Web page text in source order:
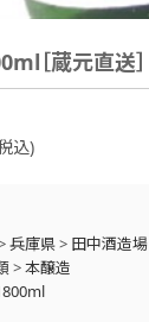
［蔵元直送］
込)
兵庫県> 田中酒造場
>本醸造